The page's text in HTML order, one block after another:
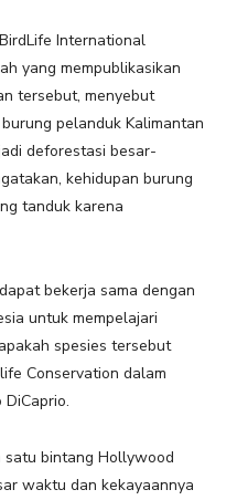
International
yang mempublikasikan
tersebut, menyebut
pelanduk Kalimantan
deforestasi besar-
kehidupan burung
tanduk karena
bekerja sama dengan
untuk mempelajari
spesies tersebut
Conservation dalam
satu bintang Hollywood
waktu dan kekayaannya